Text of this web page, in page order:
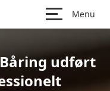
Menu
udført